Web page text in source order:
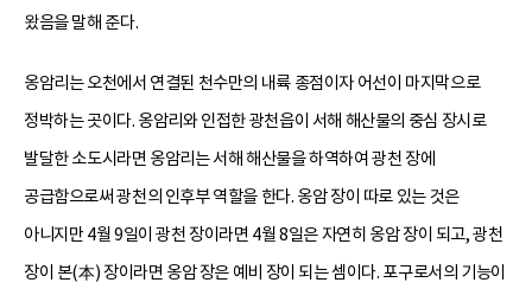
왔음을 말해 준다.
옹암리는 오천에서 연결된 천수만의 내륙 종점이자 어선이 마지막으로
정박하는 곳이다. 옹암리와 인접한 광천읍이 서해 해산물의 중심 장시로
발달한 소도시라면 옹암리는 서해 해산물을 하역하여 광천 장에
공급함으로써 광천의 인후부 역할을 한다. 옹암 장이 따로 있는 것은
아니지만 4월 9일이 광천 장이라면 4월 8일은 자연히 옹암 장이 되고, 광천
장이 본(本) 장이라면 옹암 장은 예비 장이 되는 셈이다. 포구로서의 기능이